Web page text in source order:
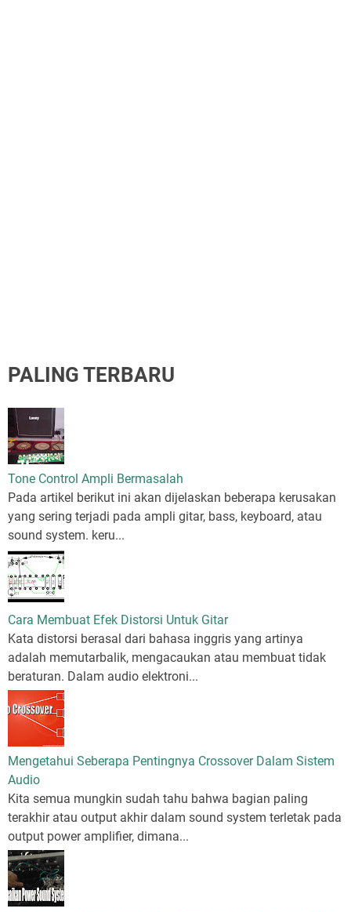
PALING TERBARU
Tone Control Ampli Bermasalah
Pada artikel berikut ini akan dijelaskan beberapa kerusakan
yang sering terjadi pada ampli gitar, bass, keyboard, atau
sound system. keru...
Cara Membuat Efek Distorsi Untuk Gitar
Kata distorsi berasal dari bahasa inggris yang artinya
adalah memutarbalik, mengacaukan atau membuat tidak
beraturan. Dalam audio elektroni...
Mengetahui Seberapa Pentingnya Crossover Dalam Sistem
Audio
Kita semua mungkin sudah tahu bahwa bagian paling
terakhir atau output akhir dalam sound system terletak pada
output power amplifier, dimana...